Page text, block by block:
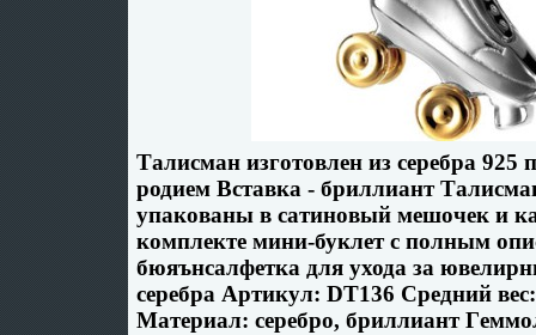
Талисман изготовлен из серебра
родием Вставка - бриллиант
упакованы в сатиновый мешочек и
комплекте мини-буклет с полным
бюяънсалфетка для ухода за
серебра Артикул: DT136 Средний
Материал: серебро, бриллиант